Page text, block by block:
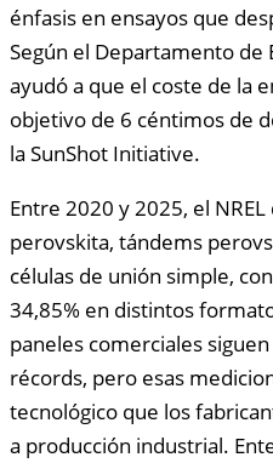
énfasis en ensayos que
Según el Departamento de
ayudó a que el coste de la
objetivo de 6 céntimos de
la SunShot Initiative.
Entre 2020 y 2025, el
perovskita, tándems
células de unión simple,
34,85% en distintos
paneles comerciales
récords, pero esas
tecnológico que los
a producción industrial.